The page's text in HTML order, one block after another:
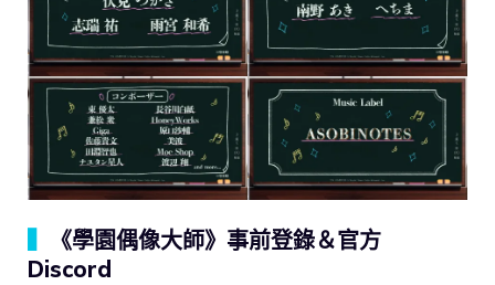
《學園偶像大師》事前登錄＆官方
Discord